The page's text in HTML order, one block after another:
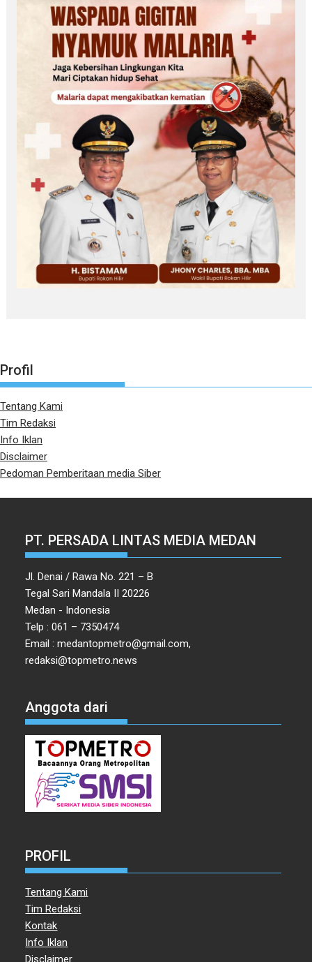
Profil
Tentang Kami
Tim Redaksi
Info Iklan
Disclaimer
Pedoman Pemberitaan media Siber
PT. PERSADA LINTAS MEDIA MEDAN
Jl. Denai / Rawa No. 221 – B
Tegal Sari Mandala II 20226
Medan - Indonesia
Telp : 061 – 7350474
Email : medantopmetro@gmail.com,
redaksi@topmetro.news
Anggota dari
PROFIL
Tentang Kami
Tim Redaksi
Kontak
Info Iklan
Disclaimer